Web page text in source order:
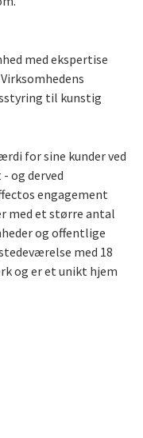
med ekspertise
til kunstig
for sine kunder ved
og derved
engagement
med et større antal
og offentlige
med 18
og er et unikt hjem